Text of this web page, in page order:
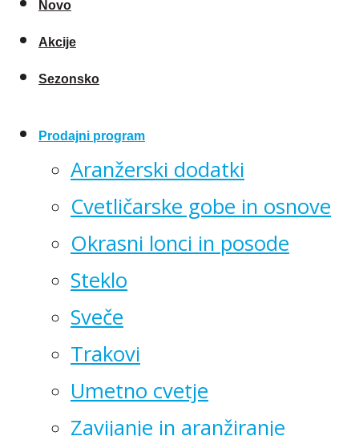
Novo
Akcije
Sezonsko
Prodajni program
Aranžerski dodatki
Cvetličarske gobe in osnove
Okrasni lonci in posode
Steklo
Sveče
Trakovi
Umetno cvetje
Zavijanje in aranžiranje